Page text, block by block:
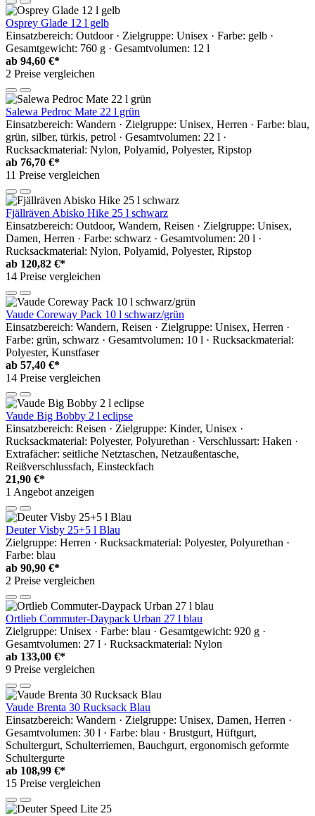
Osprey Glade 12 l gelb
Einsatzbereich: Outdoor · Zielgruppe: Unisex · Farbe: gelb ·
Gesamtgewicht: 760 g · Gesamtvolumen: 12 l
ab 94,60 €*
2 Preise vergleichen
Salewa Pedroc Mate 22 l grün
Einsatzbereich: Wandern · Zielgruppe: Unisex, Herren · Farbe: blau,
grün, silber, türkis, petrol · Gesamtvolumen: 22 l ·
Rucksackmaterial: Nylon, Polyamid, Polyester, Ripstop
ab 76,70 €*
11 Preise vergleichen
Fjällräven Abisko Hike 25 l schwarz
Einsatzbereich: Outdoor, Wandern, Reisen · Zielgruppe: Unisex,
Damen, Herren · Farbe: schwarz · Gesamtvolumen: 20 l ·
Rucksackmaterial: Nylon, Polyamid, Polyester, Ripstop
ab 120,82 €*
14 Preise vergleichen
Vaude Coreway Pack 10 l schwarz/grün
Einsatzbereich: Wandern, Reisen · Zielgruppe: Unisex, Herren ·
Farbe: grün, schwarz · Gesamtvolumen: 10 l · Rucksackmaterial:
Polyester, Kunstfaser
ab 57,40 €*
14 Preise vergleichen
Vaude Big Bobby 2 l eclipse
Einsatzbereich: Reisen · Zielgruppe: Kinder, Unisex ·
Rucksackmaterial: Polyester, Polyurethan · Verschlussart: Haken ·
Extrafächer: seitliche Netztaschen, Netzaußentasche,
Reißverschlussfach, Einsteckfach
21,90 €*
1 Angebot anzeigen
Deuter Visby 25+5 l Blau
Zielgruppe: Herren · Rucksackmaterial: Polyester, Polyurethan ·
Farbe: blau
ab 90,90 €*
2 Preise vergleichen
Ortlieb Commuter-Daypack Urban 27 l blau
Zielgruppe: Unisex · Farbe: blau · Gesamtgewicht: 920 g ·
Gesamtvolumen: 27 l · Rucksackmaterial: Nylon
ab 133,00 €*
9 Preise vergleichen
Vaude Brenta 30 Rucksack Blau
Einsatzbereich: Wandern · Zielgruppe: Unisex, Damen, Herren ·
Gesamtvolumen: 30 l · Farbe: blau · Brustgurt, Hüftgurt,
Schultergurt, Schulterriemen, Bauchgurt, ergonomisch geformte
Schultergurte
ab 108,99 €*
15 Preise vergleichen